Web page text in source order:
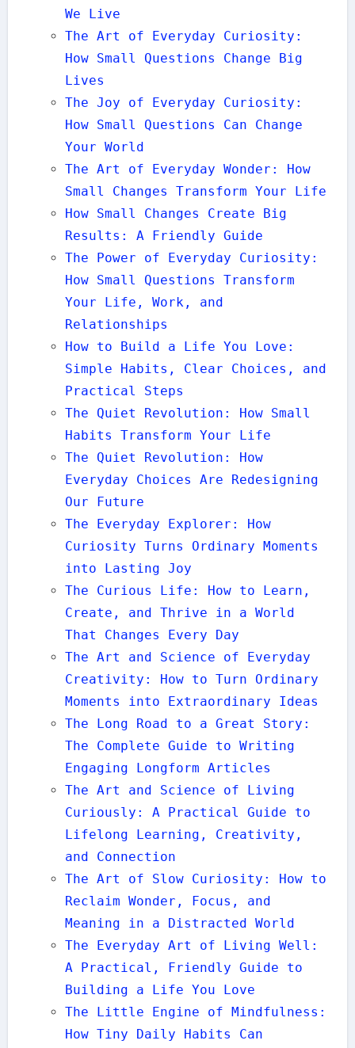
We Live
The Art of Everyday Curiosity:
How Small Questions Change Big
Lives
The Joy of Everyday Curiosity:
How Small Questions Can Change
Your World
The Art of Everyday Wonder: How
Small Changes Transform Your Life
How Small Changes Create Big
Results: A Friendly Guide
The Power of Everyday Curiosity:
How Small Questions Transform
Your Life, Work, and
Relationships
How to Build a Life You Love:
Simple Habits, Clear Choices, and
Practical Steps
The Quiet Revolution: How Small
Habits Transform Your Life
The Quiet Revolution: How
Everyday Choices Are Redesigning
Our Future
The Everyday Explorer: How
Curiosity Turns Ordinary Moments
into Lasting Joy
The Curious Life: How to Learn,
Create, and Thrive in a World
That Changes Every Day
The Art and Science of Everyday
Creativity: How to Turn Ordinary
Moments into Extraordinary Ideas
The Long Road to a Great Story:
The Complete Guide to Writing
Engaging Longform Articles
The Art and Science of Living
Curiously: A Practical Guide to
Lifelong Learning, Creativity,
and Connection
The Art of Slow Curiosity: How to
Reclaim Wonder, Focus, and
Meaning in a Distracted World
The Everyday Art of Living Well:
A Practical, Friendly Guide to
Building a Life You Love
The Little Engine of Mindfulness:
How Tiny Daily Habits Can